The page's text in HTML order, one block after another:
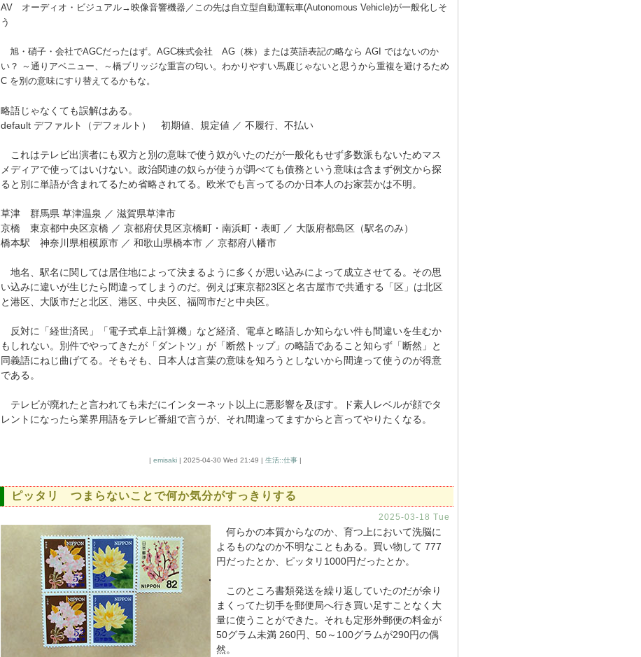
AV オーディオ・ビジュアル→映像音響機器／この先は自立型自動運転車(Autonomous Vehicle)が一般化しそ
う
旭・硝子・会社でAGCだったはず。AGC株式会社 AG（株）または英語表記の略なら AGI ではないのか
い？ ～通りアベニュー、～橋ブリッジな重言の匂い。わかりやすい馬鹿じゃないと思うから重複を避けるため
C を別の意味にすり替えてるかもな。
略語じゃなくても誤解はある。
default デファルト（デフォルト） 初期値、規定値 ／ 不履行、不払い
これはテレビ出演者にも双方と別の意味で使う奴がいたのだが一般化もせず多数派もないためマス
メディアで使ってはいけない。政治関連の奴らが使うが調べても債務という意味は含まず例文から探
ると別に単語が含まれてるため省略されてる。欧米でも言ってるのか日本人のお家芸かは不明。
草津 群馬県 草津温泉 ／ 滋賀県草津市
京橋 東京都中央区京橋 ／ 京都府伏見区京橋町・南浜町・表町 ／ 大阪府都島区（駅名のみ）
橋本駅 神奈川県相模原市 ／ 和歌山県橋本市 ／ 京都府八幡市
地名、駅名に関しては居住地によって決まるように多くが思い込みによって成立させてる。その思
い込みに違いが生じたら間違ってしまうのだ。例えば東京都23区と名古屋市で共通する「区」は北区
と港区、大阪市だと北区、港区、中央区、福岡市だと中央区。
反対に「経世済民」「電子式卓上計算機」など経済、電卓と略語しか知らない件も間違いを生むか
もしれない。別件でやってきたが「ダントツ」が「断然トップ」の略語であること知らず「断然」と
同義語にねじ曲げてる。そもそも、日本人は言葉の意味を知ろうとしないから間違って使うのが得意
である。
テレビが廃れたと言われても未だにインターネット以上に悪影響を及ぼす。ド素人レベルが顔でタ
レントになったら業界用語をテレビ番組で言うが、それ間違ってますからと言ってやりたくなる。
| emisaki | 2025-04-30 Wed 21:49 | 生活::仕事 |
ピッタリ つまらないことで何か気分がすっきりする
2025-03-18 Tue
何らかの本質からなのか、育つ上において洗脳に
よるものなのか不明なこともある。買い物して 777
円だったとか、ピッタリ1000円だったとか。
このところ書類発送を繰り返していたのだが余り
まくってた切手を郵便局へ行き買い足すことなく大
量に使うことができた。それも定形外郵便の料金が
50グラム未満 260円、50～100グラムが290円の偶
然。